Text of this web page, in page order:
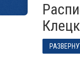
Расписание работы кружков и коллективов любительского творчества